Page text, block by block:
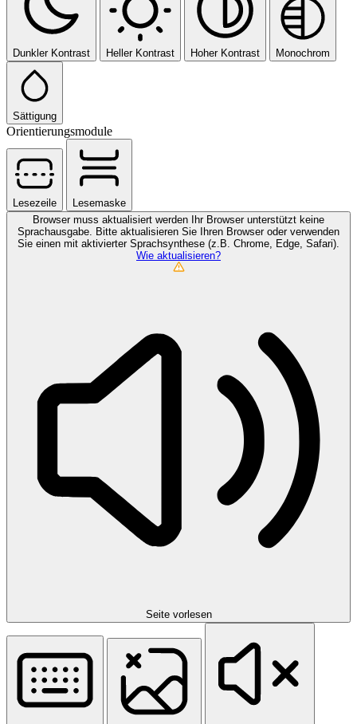
Dunkler Kontrast Heller Kontrast Hoher Kontrast Monochrom
Sättigung
Orientierungsmodule
Lesezeile
Lesemaske
Browser muss aktualisiert werden Ihr Browser unterstützt keine
Sprachausgabe. Bitte aktualisieren Sie Ihren Browser oder verwenden
Sie einen mit aktivierter Sprachsynthese (z.B. Chrome, Edge, Safari).
Wie aktualisieren?
Seite vorlesen